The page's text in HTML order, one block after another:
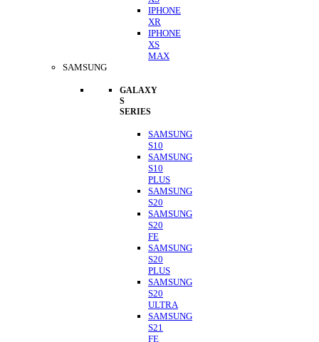
IPHONE
XR
IPHONE
XS
MAX
SAMSUNG
GALAXY
S
SERIES
SAMSUNG
S10
SAMSUNG
S10
PLUS
SAMSUNG
S20
SAMSUNG
S20
FE
SAMSUNG
S20
PLUS
SAMSUNG
S20
ULTRA
SAMSUNG
S21
FE